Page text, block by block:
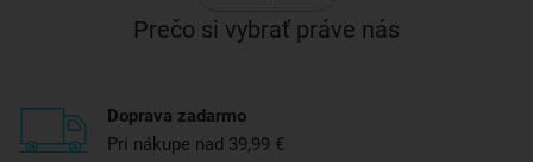
Prečo si vybrať práve nás
Doprava zadarmo
Pri nákupe nad 39,99 €